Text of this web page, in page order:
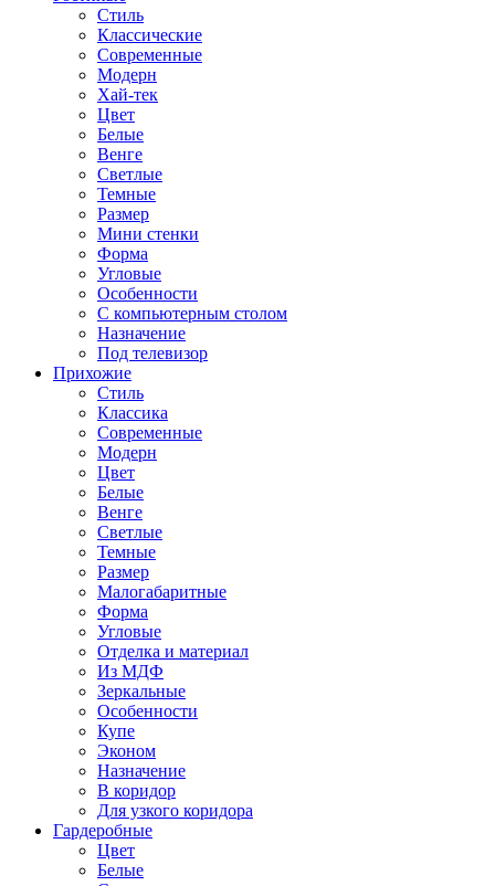
Стиль
Классические
Современные
Модерн
Хай-тек
Цвет
Белые
Венге
Светлые
Темные
Размер
Мини стенки
Форма
Угловые
Особенности
С компьютерным столом
Назначение
Под телевизор
Прихожие
Стиль
Классика
Современные
Модерн
Цвет
Белые
Венге
Светлые
Темные
Размер
Малогабаритные
Форма
Угловые
Отделка и материал
Из МДФ
Зеркальные
Особенности
Купе
Эконом
Назначение
В коридор
Для узкого коридора
Гардеробные
Цвет
Белые